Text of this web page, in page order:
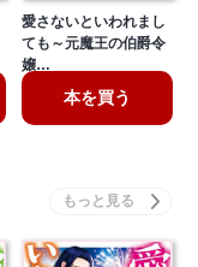
愛さないといわれまし
ても～元魔王の伯爵令
嬢…
本を買う